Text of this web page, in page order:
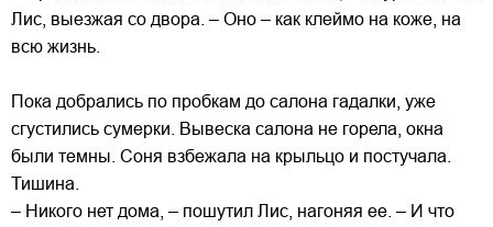
Лис, выезжая со двора. – Оно – как клеймо на коже, на
всю жизнь.
Пока добрались по пробкам до салона гадалки, уже
сгустились сумерки. Вывеска салона не горела, окна
были темны. Соня взбежала на крыльцо и постучала.
Тишина.
– Никого нет дома, – пошутил Лис, нагоняя ее. – И что